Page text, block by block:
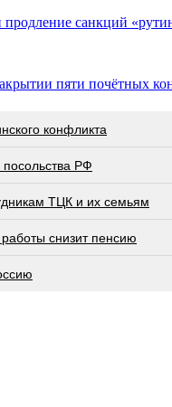
санкций
пяти почётных
конфликта
РФ
ТЦК и их семьям
снизит пенсию